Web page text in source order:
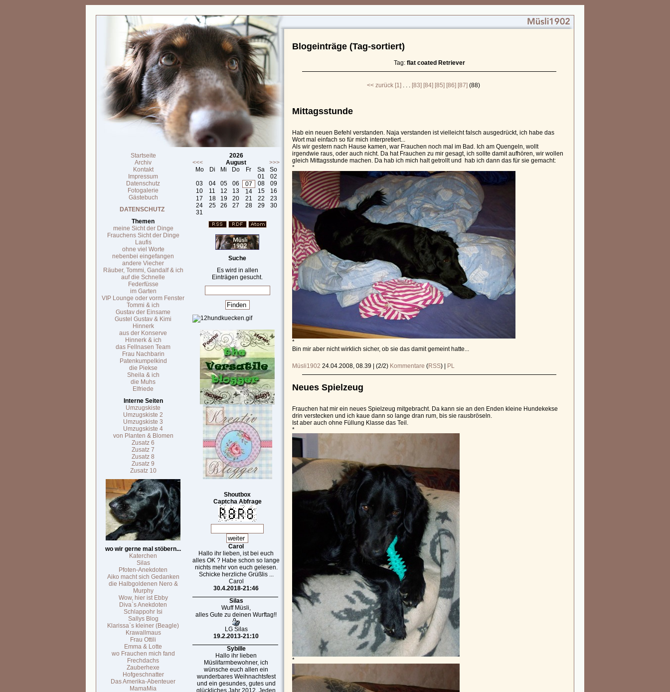
Startseite
Archiv
Kontakt
Impressum
Datenschutz
Fotogalerie
Gästebuch
DATENSCHUTZ
Themen
meine Sicht der Dinge
Frauchens Sicht der Dinge
Laufis
ohne viel Worte
nebenbei eingefangen
andere Viecher
Räuber, Tommi, Gandalf & ich
auf die Schnelle
Federfüsse
im Garten
VIP Lounge oder vorm Fenster
Tommi & ich
Gustav der Einsame
Gustel Gustav & Kimi
Hinnerk
aus der Konserve
Hinnerk & ich
das Fellnasen Team
Frau Nachbarin
Patenkumpelkind
die Piekse
Sheila & ich
die Muhs
Elfriede
Interne Seiten
Umzugskiste
Umzugskiste 2
Umzugskiste 3
Umzugskiste 4
von Planten & Blomen
Zusatz 6
Zusatz 7
Zusatz 8
Zusatz 9
Zusatz 10
wo wir gerne mal stöbern...
Katerchen
Silas
Pfoten-Anekdoten
Aiko macht sich Gedanken
die Halbgoldenen Nero &
Murphy
Wow, hier ist Ebby
Diva`s Anekdoten
Schlappohr Isi
Sallys Blog
Klarissa`s kleiner (Beagle)
Krawallmaus
Frau Ottili
Emma & Lotte
wo Frauchen mich fand
Frechdachs
Zauberhexe
Hofgeschnatter
Das Amerika-Abenteuer
MamaMia
2026
<<<
August
>>>
Mo
Di Mi Do Fr Sa
So
01
02
03
04 05 06 07 08
09
10
11 12 13 14 15
16
17
18 19 20 21 22
23
24
25 26 27 28 29
30
31
Suche
Es wird in allen
Einträgen gesucht.
Shoutbox
Captcha Abfrage
Carol
Hallo ihr lieben, ist bei euch
alles OK ? Habe schon so lange
nichts mehr von euch gelesen.
Schicke herzliche Grüßlis ...
Carol
30.4.2018-21:46
Silas
Wuff Müsli,
alles Gute zu deinen Wurftag!!
LG Silas
19.2.2013-21:10
Sybille
Hallo ihr lieben
Müslifarmbewohner, ich
wünsche euch allen ein
wunderbares Weihnachtsfest
und ein gesundes, gutes und
glückliches Jahr 2012. Jeden
Blogeinträge (Tag-sortiert)
Tag: flat coated Retriever
<< zurück [1] . . . [83] [84] [85] [86] [87] (88)
Mittagsstunde
Hab ein neuen Befehl verstanden. Naja verstanden ist vielleicht falsch ausgedrückt, ich habe das
Wort mal einfach so für mich interpretiert...
Als wir gestern nach Hause kamen, war Frauchen noch mal im Bad. Ich am Quengeln, wollt
irgendwie raus, oder auch nicht. Da hat Frauchen zu mir gesagt, ich sollte damit aufhören, wir wollen
gleich Mittagsstunde machen. Da hab ich mich halt getrollt und hab ich dann das für sie gemacht:
*
*
Bin mir aber nicht wirklich sicher, ob sie das damit gemeint hatte...
Müsli1902 24.04.2008, 08.39 | (2/2) Kommentare (RSS) | PL
Neues Spielzeug
Frauchen hat mir ein neues Spielzeug mitgebracht. Da kann sie an den Enden kleine Hundekekse
drin verstecken und ich kaue dann so lange dran rum, bis sie rausbröseln.
Ist aber auch ohne Füllung Klasse das Teil.
*
*